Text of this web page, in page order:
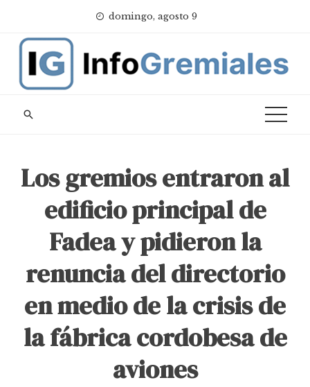
content
domingo, agosto 9
Los gremios entraron al
edificio principal de
Fadea y pidieron la
renuncia del directorio
en medio de la crisis de
la fábrica cordobesa de
aviones